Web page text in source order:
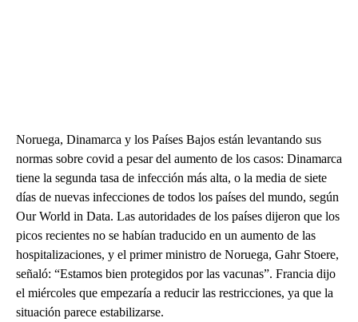
Noruega, Dinamarca y los Países Bajos están levantando sus
normas sobre covid a pesar del aumento de los casos: Dinamarca
tiene la segunda tasa de infección más alta, o la media de siete
días de nuevas infecciones de todos los países del mundo, según
Our World in Data. Las autoridades de los países dijeron que los
picos recientes no se habían traducido en un aumento de las
hospitalizaciones, y el primer ministro de Noruega, Gahr Stoere,
señaló: “Estamos bien protegidos por las vacunas”. Francia dijo
el miércoles que empezaría a reducir las restricciones, ya que la
situación parece estabilizarse.